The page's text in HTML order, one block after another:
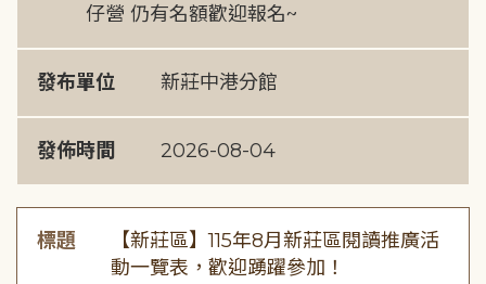
仔營 仍有名額歡迎報名~
發布單位 新莊中港分館
發佈時間 2026-08-04
標題
【新莊區】115年8月新莊區閱讀推廣活
動一覽表，歡迎踴躍參加！